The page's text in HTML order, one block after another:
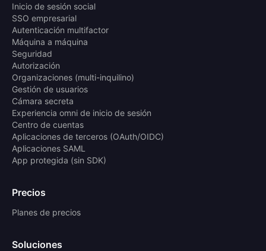
Inicio de sesión social
SSO empresarial
Autenticación multifactor
Máquina a máquina
Seguridad
Autorización
Organizaciones (multi-inquilino)
Gestión de usuarios
Cámara secreta
Experiencia omni de inicio de sesión
Centro de cuentas
Aplicaciones de terceros (OAuth/OIDC)
Aplicaciones SAML
App protegida (sin SDK)
Precios
Planes de precios
Soluciones